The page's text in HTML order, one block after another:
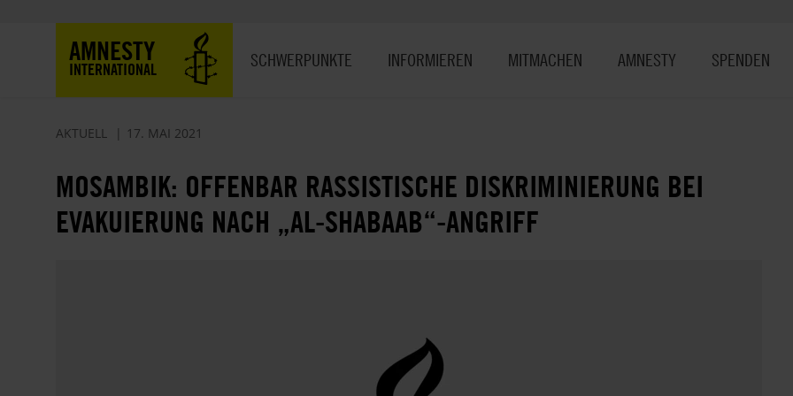
AMNESTY
INTERNATIONAL SCHWERPUNKTE INFORMIEREN MITMACHEN AMNESTY SPENDEN
AKTUELL 17. MAI 2021
MOSAMBIK: OFFENBAR RASSISTISCHE DISKRIMINIERUNG BEI
EVAKUIERUNG NACH „AL-SHABAAB“-ANGRIFF